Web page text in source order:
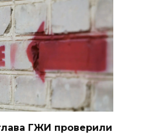
ГЖИ проверили